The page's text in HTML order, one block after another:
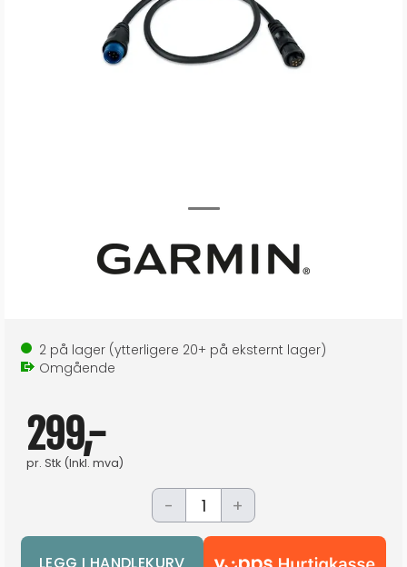
2 på lager (ytterligere 20+ på eksternt lager)
Omgående
299,-
pr. Stk (Inkl. mva)
- +